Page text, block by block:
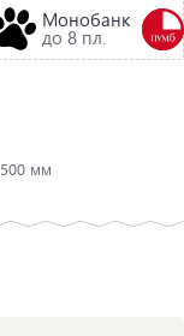
Монобанк
до 8 пл.
500 мм